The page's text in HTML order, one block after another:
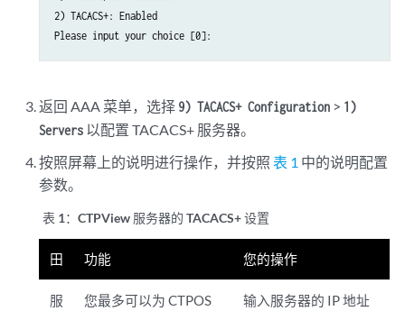
2) TACACS+: Enabled
Please input your choice [0]:
返回 AAA 菜单，选择 9) TACACS+ Configuration > 1)
Servers 以配置 TACACS+ 服务器。
按照屏幕上的说明进行操作，并按照表 1 中的说明配置
参数。
表 1：CTPView 服务器的 TACACS+ 设置
田 功能 您的操作
服
您最多可以为 CTPOS
输入服务器的 IP 地址